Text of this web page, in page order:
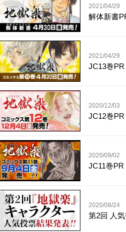
2021/04/29
解体新書
2021/04/29
JC13巻PR
2020/12/03
JC12巻PR
2020/09/02
JC11巻PR
2020/08/24
第2回 人